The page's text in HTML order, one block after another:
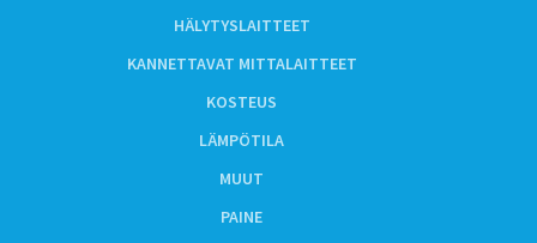
HÄLYTYSLAITTEET
KANNETTAVAT MITTALAITTEET
KOSTEUS
LÄMPÖTILA
MUUT
PAINE